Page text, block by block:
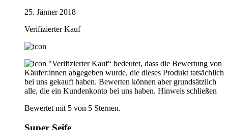
25. Jänner 2018
Verifizierter Kauf
"Verifizierter Kauf“ bedeutet, dass die Bewertung von
Käufer:innen abgegeben wurde, die dieses Produkt tatsächlich
bei uns gekauft haben. Bewerten können aber grundsätzlich
alle, die ein Kundenkonto bei uns haben. Hinweis schließen
Bewertet mit 5 von 5 Sternen.
Super Seife